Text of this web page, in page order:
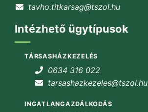
tavho.titkarsag@tszol.hu
Intézhető ügytípusok
TÁRSASHÁZKEZELÉS
0634 316 022
tarsashazkezeles@tszol.hu
INGATLANGAZDÁLKODÁS